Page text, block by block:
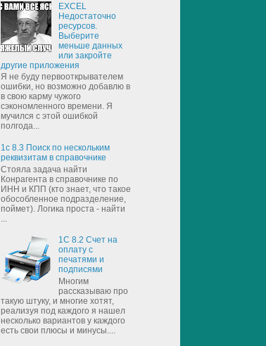
EXCEL
Недостаточно
ресурсов.
Выберите
меньше данных
или закройте
другие приложения
Я не буду первооткрывателем
ошибки, но возможно добавлю в
в свою карму чужого
сэкономленного времени. Я
мучился с этой ошибкой
полгода...
1с 8.3 Поиск по нескольким
реквизитам в справочнике
Стояла задача найти
Конрагента в справочнике по
ИНН и КПП (кто знает, что такое
обособленное подразделение,
поймет). Логика проста - найти
1С 8.2 Счет на
оплату с
печатями и
подписями
Многим
рассказываю про
такую штуку, и многие хотят,
реализуя под каждого я нашел
несколько вариантов у каждого
есть свои плюсы и минусы....